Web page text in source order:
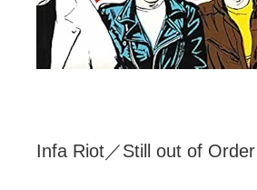
Infa Riot／Still out of Order